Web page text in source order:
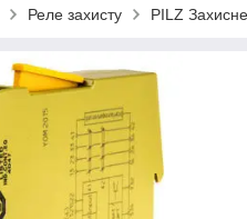
Реле захисту PILZ